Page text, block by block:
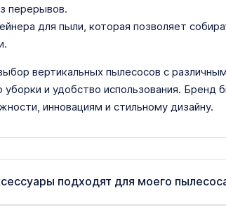
перерывов.
для пыли, которая позволяет
вертикальных пылесосов с
уборки и удобство использования.
инновациям и стильному дизайну.
подходят для моего